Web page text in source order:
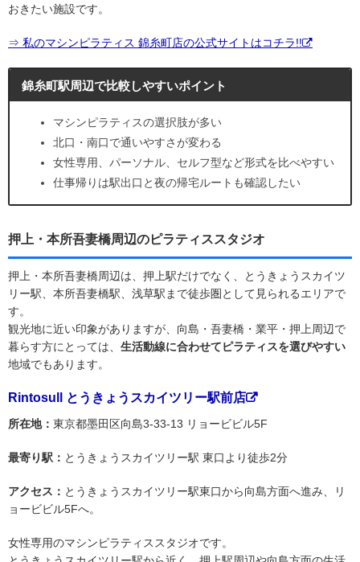
おきたい施設です。
⇒ 私のマシンピラティス 錦糸町店の公式サイトはコチラ!!
錦糸町駅周辺で比較しやすいポイント
マシンピラティスの選択肢が多い
北口・南口で通いやすさが変わる
女性専用、パーソナル、セルフ型など形式を比べやすい
仕事帰りは駅出口と夜の帰宅ルートも確認したい
押上・本所吾妻橋周辺のピラティススタジオ
押上・本所吾妻橋周辺は、押上駅だけでなく、とうきょうスカイツ
リー駅、本所吾妻橋駅、浅草駅まで徒歩圏として見られるエリアで
す。
観光地に近い印象がありますが、向島・吾妻橋・業平・押上周辺で
暮らす方にとっては、 生活動線に合わせてピラティスを選びやすい
地域でもあります。
Rintosull とうきょうスカイツリー駅前店
所在地： 東京都墨田区向島3-33-13 リョービビル5F
最寄り駅： とうきょうスカイツリー駅 東口より徒歩2分
アクセス： とうきょうスカイツリー駅東口から向島方面へ進み、リ
ョービビル5Fへ。
女性専用のマシンピラティススタジオです。